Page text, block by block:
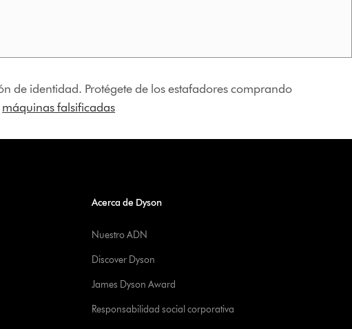
de identidad. Protégete de los estafadores comprando
máquinas falsificadas
Acerca de Dyson
Nuestro ADN
Discover Dyson
James Dyson Award
Responsabilidad social corporativa